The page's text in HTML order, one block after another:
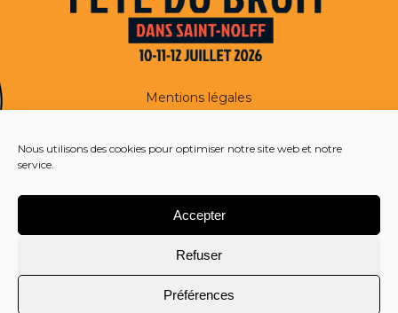
Nous utilisons des cookies pour optimiser notre site web et notre
service.
Accepter
Refuser
Préférences
Mentions légales